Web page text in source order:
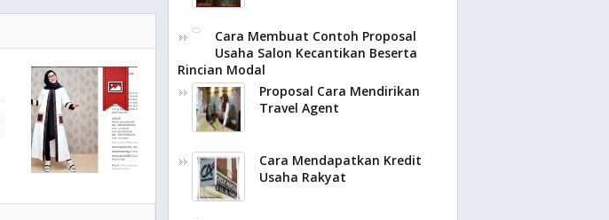
Cara Membuat Contoh Proposal
Usaha Salon Kecantikan Beserta
Rincian Modal
Proposal Cara Mendirikan
Travel Agent
Cara Mendapatkan Kredit
Usaha Rakyat